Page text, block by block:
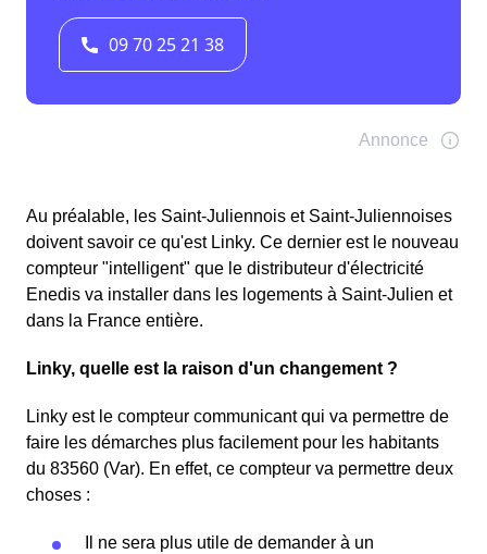
Au préalable, les Saint-Juliennois et Saint-Juliennoises
doivent savoir ce qu'est Linky. Ce dernier est le nouveau
compteur "intelligent" que le distributeur d'électricité
Enedis va installer dans les logements à Saint-Julien et
dans la France entière.
Linky, quelle est la raison d'un changement ?
Linky est le compteur communicant qui va permettre de
faire les démarches plus facilement pour les habitants
du 83560 (Var). En effet, ce compteur va permettre deux
choses :
Il ne sera plus utile de demander à un